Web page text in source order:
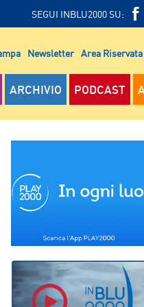
SEGUI INBLU2000 SU:
Newsletter Area Riservata
ARCHIVIO PODCAST